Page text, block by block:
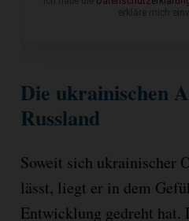
erkläre mich
Die ukrainischen
Russland
Soweit sich ukrainischer
lässt, liegt er in dem
Entwicklung gedreht hat.